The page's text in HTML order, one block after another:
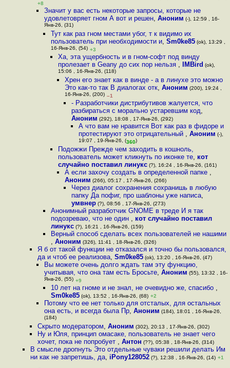
+8
Значит у вас есть некоторые запросы, которые не
удовлетовряет гном А вот и решен, Аноним (-), 12:59 , 16-
Янв-26, (31)
Тут как раз гном местами убог, т к видимо их
пользователь при необходимости и,Sm0ke85 (ok), 13:29 ,
16-Янв-26, (54) +3
Ха, эта ущербность и в гном-софт под винду
пролезает в Geany до сих пор нельзя , IMBird (ok),
15:06 , 16-Янв-26, (118)
Хрен его знает как в винде - а в линухе это можно
Это как-то так В диалогах отк, Аноним (200), 19:24 ,
16-Янв-26, (200) –1
- Разработчики дистрибутивов жалуется, что
разбираться с морально устаревшим код,
Аноним (292), 18:08 , 17-Янв-26, (292)
А что вам не нравится Вот как раз в фидоре и
протестируют это отрицательный , Аноним (-),
19:07 , 19-Янв-26, (360)
Подожжи Прежде чем заходить в кошноль,
пользователь может кликнуть по иконке те, кот
случайно поставил линукс(?), 16:24 , 16-Янв-26, (161)
А если захочу создать в определенной папке ,
Аноним (266), 05:17 , 17-Янв-26, (266)
Через диалог сохранения сохранишь в любую
папку Да пофиг, про шаблоны уже написа,
умвнер (?), 08:56 , 17-Янв-26, (273)
Анонимный разработчик GNOME в треде И я так
подозреваю, что не один , кот случайно поставил
линукс (?), 16:21 , 16-Янв-26, (159)
Верный способ сделать всех пользователей не нашими
,Аноним (326), 11:41 , 18-Янв-26, (326)
Я б от такой функции не отказался и точно бы пользовался,
да и чтоб ее реализова, Sm0ke85(ok), 13:20 , 16-Янв-26, (47)
Вы можете очень долго ждать там эту функцию,
учитывая, что она там есть Бросьте, Аноним (55), 13:32 , 16-
Янв-26, (55) +9
10 лет на гноме и не знал, не очевидно же, спасибо ,
Sm0ke85 (ok), 13:52 , 16-Янв-26, (68) +2
Потому что ее нет только для отсталых, для остальных
она есть, и всегда была Пр, Аноним (184), 18:01 , 16-Янв-26,
(184)
Скрыто модератором, Аноним (302), 20:13 , 17-Янв-26, (302)
Ну и Юля, принцип омасаке, пользователь не знает чего
хочет, пока не попробует , Антон (??), 05:38 , 18-Янв-26, (314)
В смысле дропнуть Это отдельные чуваки решили делать Им
ни как не запретишь, да, iPony128052 (?), 12:38 , 16-Янв-26, (14) +1